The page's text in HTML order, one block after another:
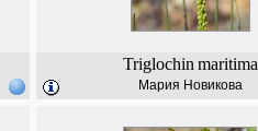
Triglochin maritima
Мария Новикова